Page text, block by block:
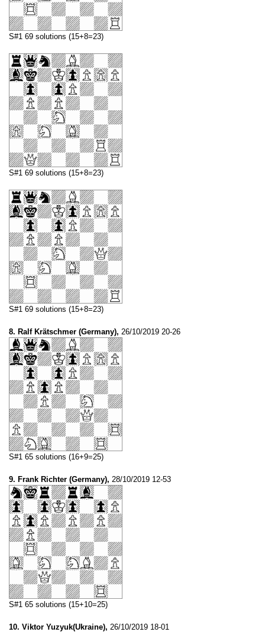
S#1 69 solutions (15+8=23)
S#1 69 solutions (15+8=23)
S#1 69 solutions (15+8=23)
8. Ralf Krätschmer (Germany), 26/10/2019 20-26
S#1 65 solutions (16+9=25)
9. Frank Richter (Germany), 28/10/2019 12-53
S#1 65 solutions (15+10=25)
10. Viktor Yuzyuk(Ukraine), 26/10/2019 18-01